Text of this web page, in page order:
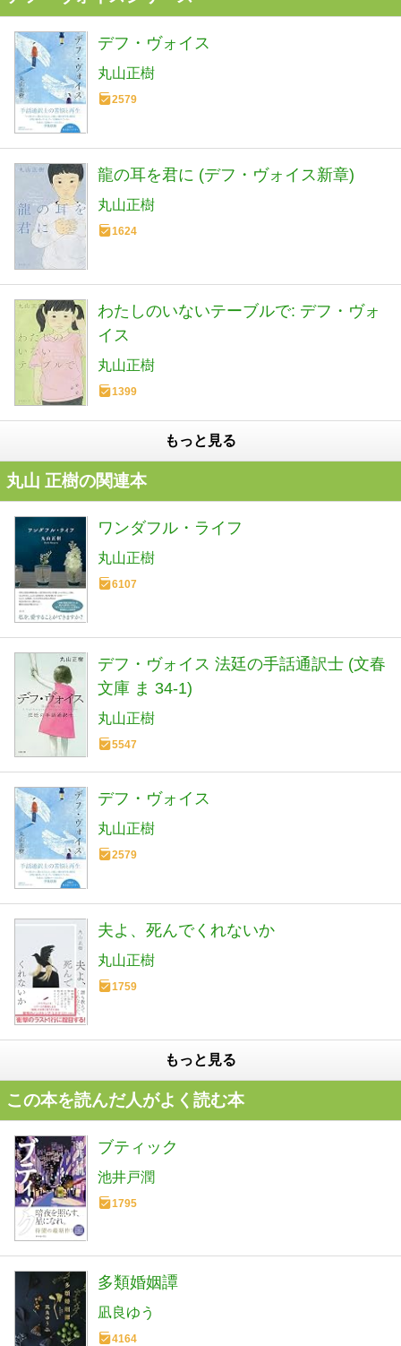
デフ・ヴォイス
丸山正樹
2579
龍の耳を君に (デフ・ヴォイス新章)
丸山正樹
1624
わたしのいないテーブルで: デフ・ヴォ
イス
丸山正樹
1399
もっと見る
丸山 正樹の関連本
ワンダフル・ライフ
丸山正樹
6107
デフ・ヴォイス 法廷の手話通訳士 (文春
文庫 ま 34-1)
丸山正樹
5547
デフ・ヴォイス
丸山正樹
2579
夫よ、死んでくれないか
丸山正樹
1759
もっと見る
この本を読んだ人がよく読む本
ブティック
池井戸潤
1795
多類婚姻譚
凪良ゆう
4164